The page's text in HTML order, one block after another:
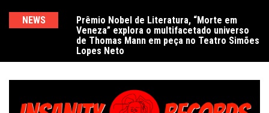
NEWS
Prêmio Nobel de Literatura, “Morte em
Veneza” explora o multifacetado universo
de Thomas Mann em peça no Teatro Simões
Lopes Neto